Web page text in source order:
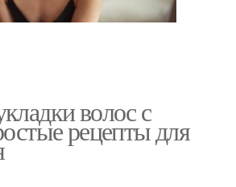
волос с
рецепты для